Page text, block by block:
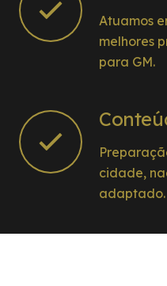
Atuamos
melhores
para GM.
cidade,
adaptado.